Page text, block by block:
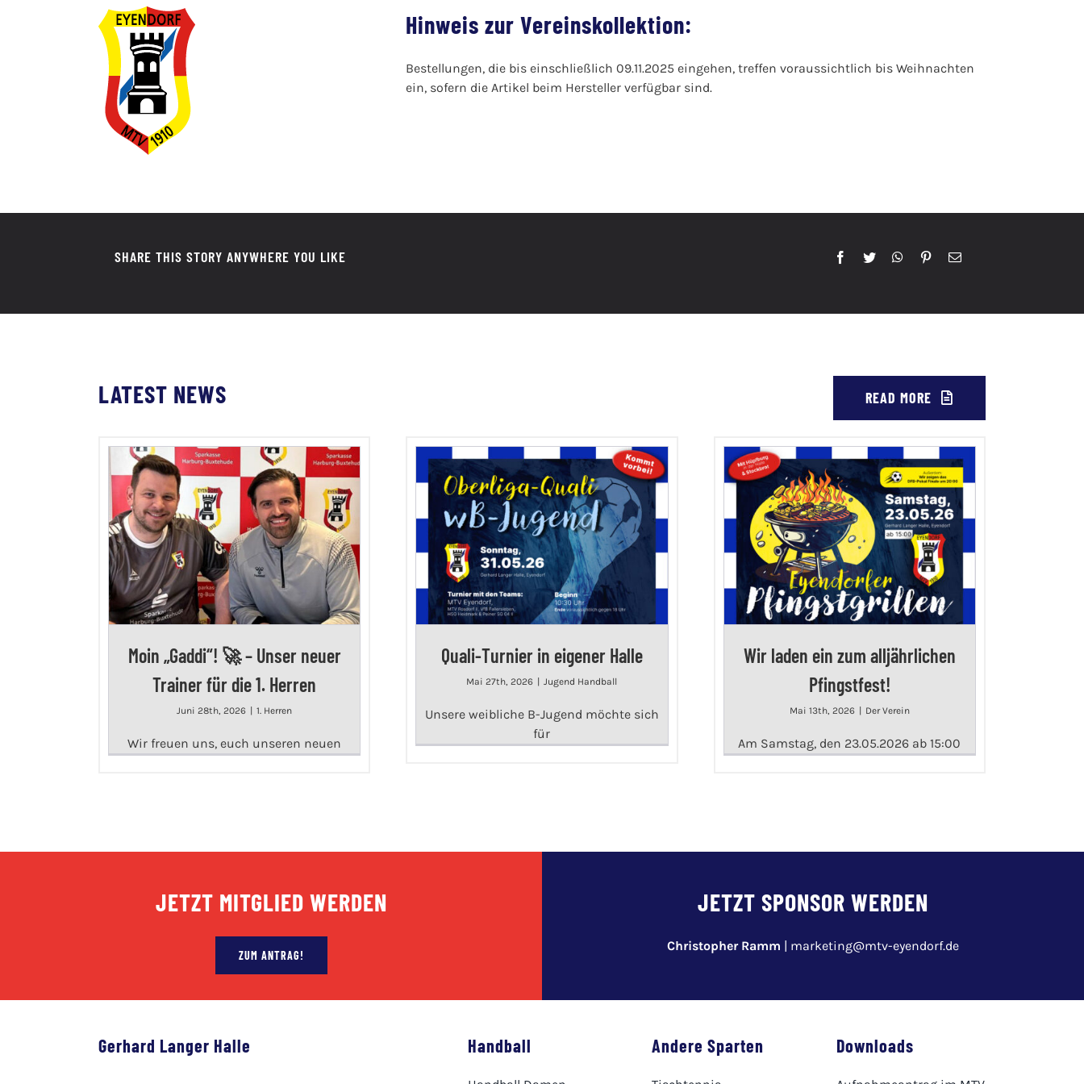
Hinweis zur Vereinskollektion:
Bestellungen, die bis einschließlich 09.11.2025 eingehen, treffen voraussichtlich bis Weihnachten
ein, sofern die Artikel beim Hersteller verfügbar sind.
SHARE THIS STORY ANYWHERE YOU LIKE
LATEST NEWS READ MORE
Moin „Gaddi“! 🚀 – Unser neuer
Trainer für die 1. Herren
Juni 28th, 2026 1. Herren
Wir freuen uns, euch unseren neuen
Quali-Turnier in eigener Halle
Mai 27th, 2026 Jugend Handball
Unsere weibliche B-Jugend möchte sich
für
Wir laden ein zum alljährlichen
Pfingstfest!
Mai 13th, 2026 Der Verein
Am Samstag, den 23.05.2026 ab 15:00
JETZT MITGLIED WERDEN
ZUM ANTRAG!
JETZT SPONSOR WERDEN
Christopher Ramm | marketing@mtv-eyendorf.de
Gerhard Langer Halle Handball Andere Sparten Downloads